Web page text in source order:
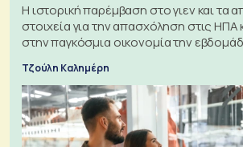
Η ιστορική παρέμβαση στο γιεν και τα
στοιχεία για την απασχόληση στις ΗΠΑ
στην παγκόσμια οικονομία την
Τζούλη Καλημέρη